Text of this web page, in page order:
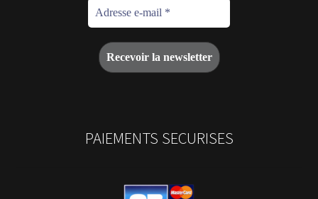
PAIEMENTS SECURISES